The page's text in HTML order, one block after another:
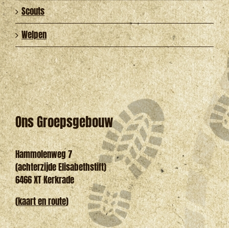
Ons Groepsgebouw
Hammolenweg 7
(achterzijde Elisabethstift)
6466 XT Kerkrade
(kaart en route)
Scouts
Welpen